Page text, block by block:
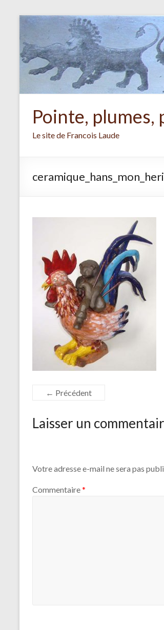
Aller
contenu
Pointe, plumes,
Le site de Francois Laude
← Précédent
Laisser un
Votre adresse e-mail ne sera pas
Commentaire*